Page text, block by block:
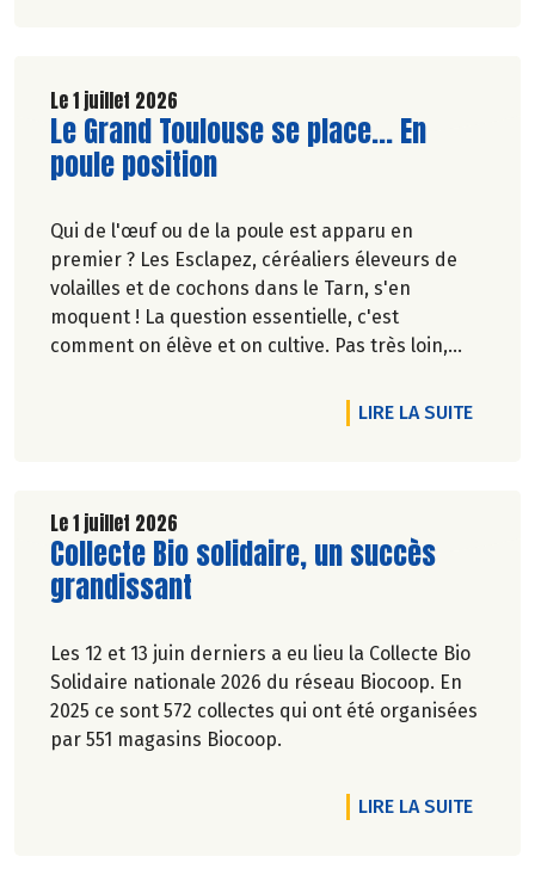
Le 1 juillet 2026
Lire la suite de l'article
Le Grand Toulouse se place... En
poule position
Qui de l'œuf ou de la poule est apparu en
premier ? Les Esclapez, céréaliers éleveurs de
volailles et de cochons dans le Tarn, s'en
moquent ! La question essentielle, c'est
comment on élève et on cultive. Pas très loin,
est en phase. Comme dans les 19 magasins
Biocoop du Grand Toulouse. Ceux-là et d'autres
territoire. Nous y étions à la fin de l'hiver. Suivez-
nous.
Pascale Solana.
LIRE LA SUITEDE
Le 1 juillet 2026
Lire la suite de l'article
Collecte Bio solidaire, un succès
grandissant
Les 12 et 13 juin derniers a eu lieu la Collecte Bio
Solidaire nationale 2026 du réseau Biocoop. En
2025 ce sont 572 collectes qui ont été organisées
par 551 magasins Biocoop.
LIRE LA SUITEDE